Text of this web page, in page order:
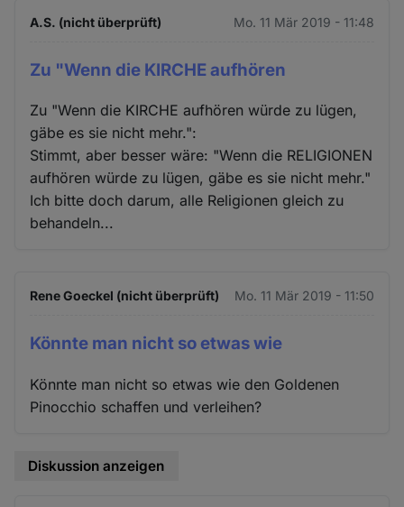
A.S. (nicht überprüft) Mo. 11 Mär 2019 - 11:48
Zu "Wenn die KIRCHE aufhören
Zu "Wenn die KIRCHE aufhören würde zu lügen,
gäbe es sie nicht mehr.":
Stimmt, aber besser wäre: "Wenn die RELIGIONEN
aufhören würde zu lügen, gäbe es sie nicht mehr."
Ich bitte doch darum, alle Religionen gleich zu
behandeln...
Rene Goeckel (nicht überprüft) Mo. 11 Mär 2019 - 11:50
Könnte man nicht so etwas wie
Könnte man nicht so etwas wie den Goldenen
Pinocchio schaffen und verleihen?
Diskussion anzeigen